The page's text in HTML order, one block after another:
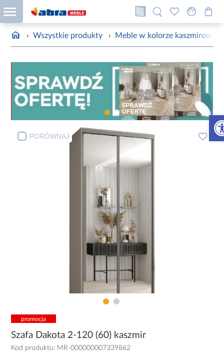
› Wszystkie produkty › Meble w kolorze kaszmirowym
PORÓWNAJ
promocja
Szafa Dakota 2-120 (60) kaszmir
Kod produktu: MR-000000007339862